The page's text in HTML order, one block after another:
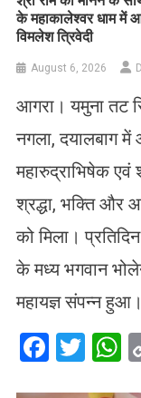
के महाकालेश्वर धाम में
विमलेश त्रिवेदी
August 6, 2026
आगरा। यमुना तट
नगला, दयालबाग में
महारुद्राभिषेक एवं
श्रद्धा, भक्ति और
को मिला।
के मध्य भगवान
महायज्ञ संपन्न